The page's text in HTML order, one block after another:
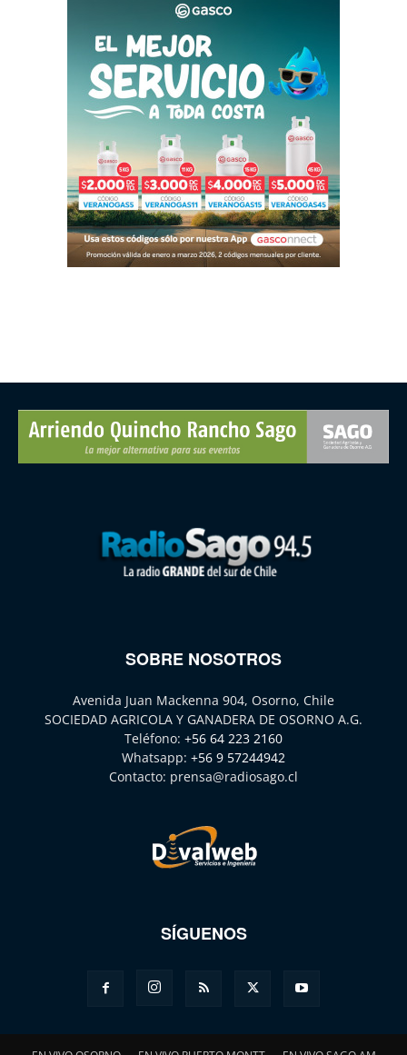
SOBRE NOSOTROS
Avenida Juan Mackenna 904, Osorno, Chile
SOCIEDAD AGRICOLA Y GANADERA DE OSORNO A.G.
Teléfono: +56 64 223 2160
Whatsapp: +56 9 57244942
Contacto: prensa@radiosago.cl
SÍGUENOS